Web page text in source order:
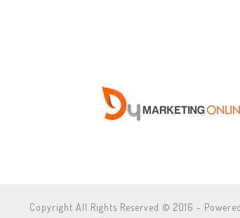
Copyright All Rights Reserved © 2016 -